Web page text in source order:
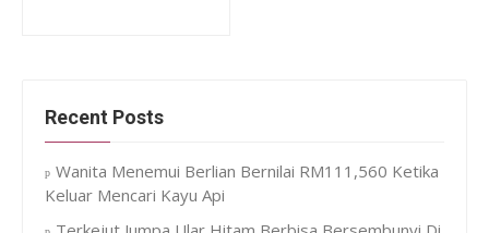
Recent Posts
Wanita Menemui Berlian Bernilai RM111,560 Ketika
Keluar Mencari Kayu Api